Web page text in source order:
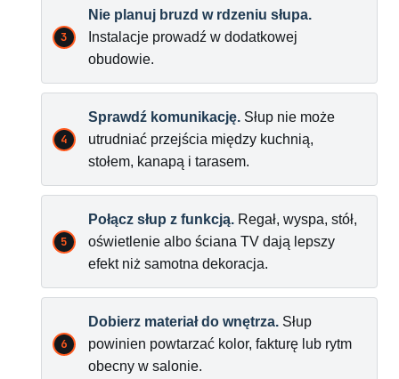
Nie planuj bruzd w rdzeniu słupa.
Instalacje prowadź w dodatkowej
obudowie.
Sprawdź komunikację. Słup nie może
utrudniać przejścia między kuchnią,
stołem, kanapą i tarasem.
Połącz słup z funkcją. Regał, wyspa, stół,
oświetlenie albo ściana TV dają lepszy
efekt niż samotna dekoracja.
Dobierz materiał do wnętrza. Słup
powinien powtarzać kolor, fakturę lub rytm
obecny w salonie.